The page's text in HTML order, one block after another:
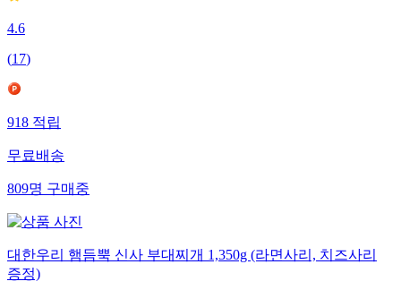
4.6
(17)
918 적립
무료배송
809명 구매중
대한우리 햄듬뿍 신사 부대찌개 1,350g (라면사리, 치즈사리
증정)